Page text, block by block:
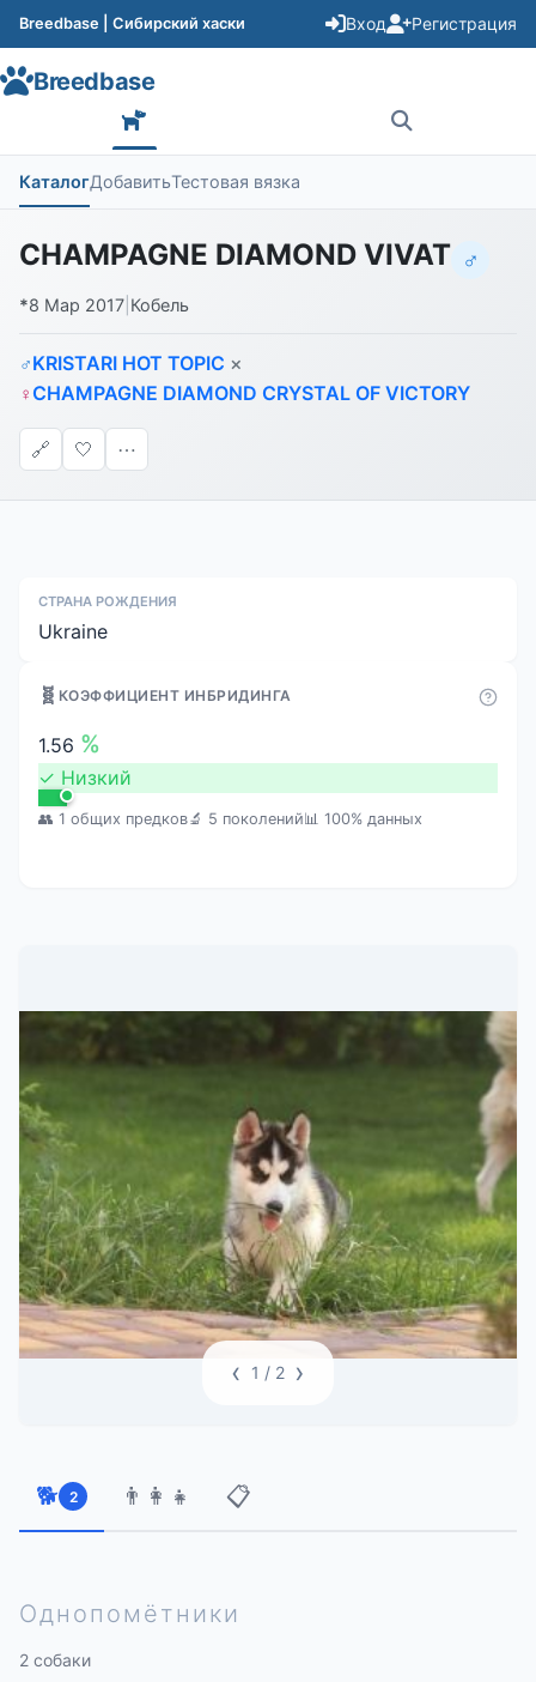
Breedbase | Сибирский хаски Вход Регистрация
Breedbase
КаталогДобавитьТестовая вязка
CHAMPAGNE DIAMOND VIVAT ♂
*8 Мар 2017 Кобель
♂KRISTARI HOT TOPIC ×
♀CHAMPAGNE DIAMOND CRYSTAL OF VICTORY
🔗 🤍 ⋯
СТРАНА РОЖДЕНИЯ
Ukraine
🧬 КОЭФФИЦИЕНТ ИНБРИДИНГА
1.56 %
✓ Низкий
👥 1 общих предков🔬 5 поколений📊 100% данных
‹ 1 / 2 ›
🐕 2 👨‍👩‍👧 📋
Однопомётники
2 собаки